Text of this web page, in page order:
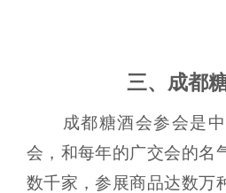
三、成都
成都糖酒会参会是中
会，和每年的广交会的名
数千家，参展商品达数万